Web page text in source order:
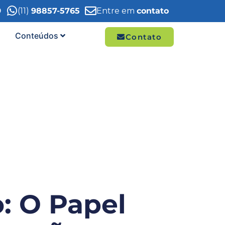
(11) 98857-5765 Entre em contato
Conteúdos Contato
O Papel